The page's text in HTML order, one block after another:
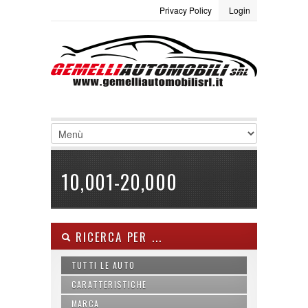
LOGIN
Username :
Ricordami
Registrati|Non ricordi la password
Login
Privacy Policy
10,001-20,000
RICERCA PER ...
TUTTI LE AUTO
CARATTERISTICHE
MARCA